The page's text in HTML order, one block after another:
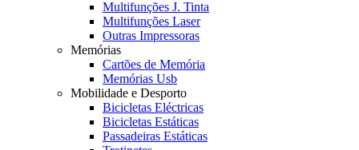
Multifunções J. Tinta
Multifunções Laser
Outras Impressoras
Memórias
Cartões de Memória
Memórias Usb
Mobilidade e Desporto
Bicicletas Eléctricas
Bicicletas Estáticas
Passadeiras Estáticas